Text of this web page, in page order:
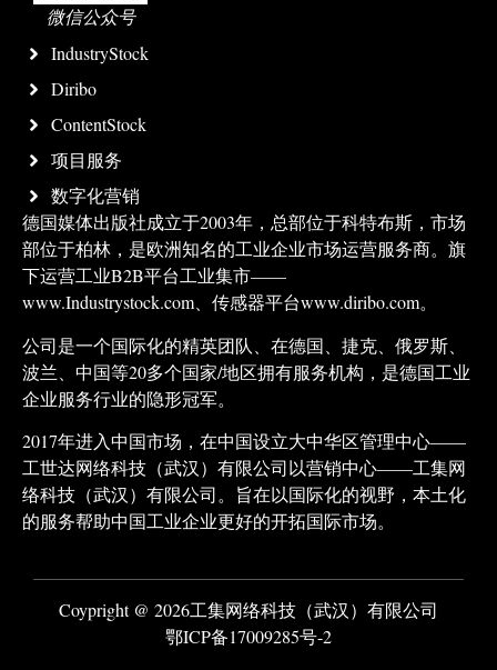
微信公众号
IndustryStock
Diribo
ContentStock
项目服务
数字化营销
德国媒体出版社成立于2003年，总部位于科特布斯，市场
部位于柏林，是欧洲知名的工业企业市场运营服务商。旗
下运营工业B2B平台工业集市——
www.Industrystock.com、传感器平台www.diribo.com。
公司是一个国际化的精英团队、在德国、捷克、俄罗斯、
波兰、中国等20多个国家/地区拥有服务机构，是德国工业
企业服务行业的隐形冠军。
2017年进入中国市场，在中国设立大中华区管理中心——
工世达网络科技（武汉）有限公司以营销中心——工集网
络科技（武汉）有限公司。旨在以国际化的视野，本土化
的服务帮助中国工业企业更好的开拓国际市场。
Coypright @ 2026工集网络科技（武汉）有限公司
鄂ICP备17009285号-2